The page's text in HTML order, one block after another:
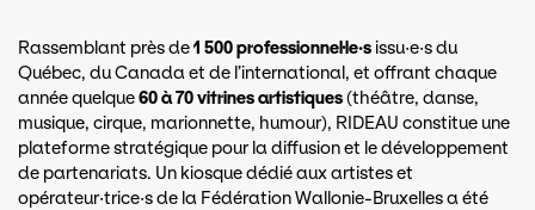
Rassemblant près de1 500 professionnel·le·s issu·e·s du
Québec, du Canada et de l’international, et offrant chaque
année quelque60 à 70 vitrines artistiques(théâtre, danse,
musique, cirque, marionnette, humour), RIDEAU constitue une
plateforme stratégique pour la diffusion et le développement
de partenariats. Un kiosque dédié aux artistes et
opérateur·trice·s de la Fédération Wallonie-Bruxelles a été